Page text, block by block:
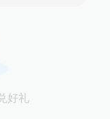
好礼